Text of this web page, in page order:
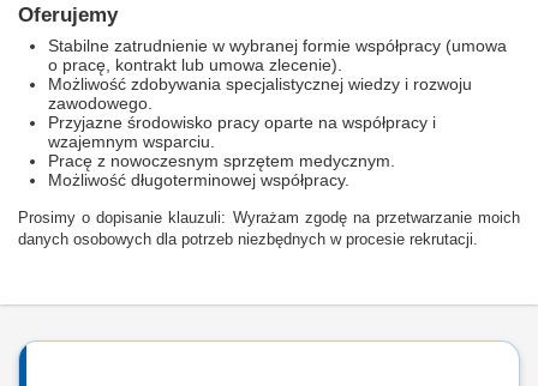
Oferujemy
Stabilne zatrudnienie w wybranej formie współpracy (umowa
o pracę, kontrakt lub umowa zlecenie).
Możliwość zdobywania specjalistycznej wiedzy i rozwoju
zawodowego.
Przyjazne środowisko pracy oparte na współpracy i
wzajemnym wsparciu.
Pracę z nowoczesnym sprzętem medycznym.
Możliwość długoterminowej współpracy.
Prosimy o dopisanie klauzuli: Wyrażam zgodę na przetwarzanie moich
danych osobowych dla potrzeb niezbędnych w procesie rekrutacji.